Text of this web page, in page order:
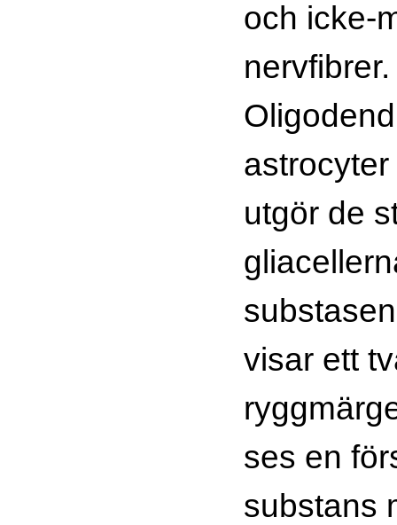
och icke-
nervfibrer.
utgör de
visar ett
ses en
substans